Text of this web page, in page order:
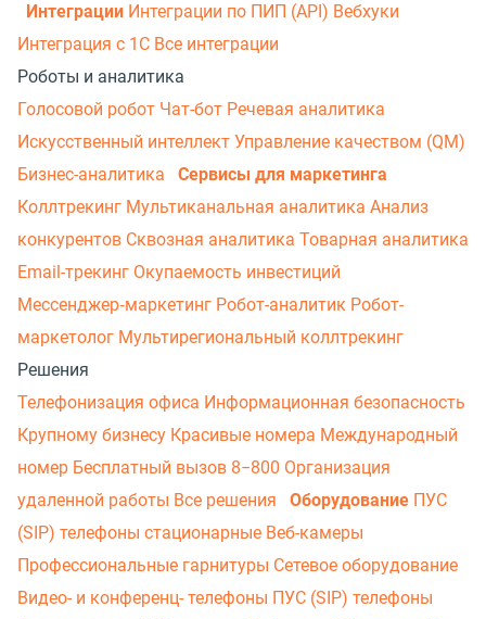
Интеграции Интеграции по ПИП (API) Вебхуки
Интеграция с 1С Все интеграции
Роботы и аналитика
Голосовой робот Чат-бот Речевая аналитика
Искусственный интеллект Управление качеством (QM)
Бизнес-аналитика
Сервисы для маркетинга
Коллтрекинг Мультиканальная аналитика Анализ
конкурентов Сквозная аналитика Товарная аналитика
Email-трекинг Окупаемость инвестиций
Мессенджер‑маркетинг Робот-аналитик Робот-
маркетолог Мультирегиональный коллтрекинг
Решения
Телефонизация офиса Информационная безопасность
Крупному бизнесу Красивые номера Международный
номер Бесплатный вызов 8−800 Организация
удаленной работы Все решения Оборудование ПУС
(SIP) телефоны стационарные Веб-камеры
Профессиональные гарнитуры Сетевое оборудование
Видео- и конференц- телефоны ПУС (SIP) телефоны